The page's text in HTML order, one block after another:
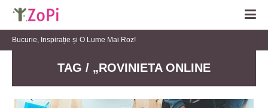
Bucurie, Inspirație și O Lume Mai Roz!
TAG / „ROVINIETA ONLINE